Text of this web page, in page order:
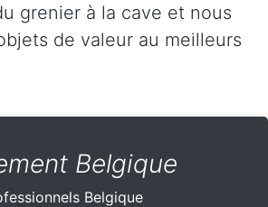
grenier à la cave et nous
de valeur au meilleurs
Belgique
Belgique